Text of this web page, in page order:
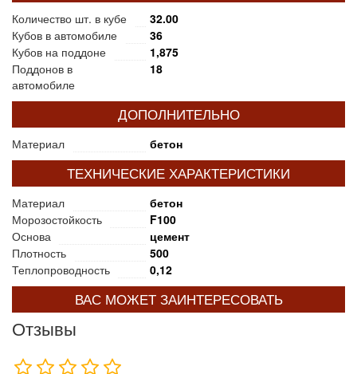
Количество шт. в кубе
32.00
Кубов в автомобиле
36
Кубов на поддоне
1,875
Поддонов в
автомобиле
18
ДОПОЛНИТЕЛЬНО
Материал бетон
ТЕХНИЧЕСКИЕ ХАРАКТЕРИСТИКИ
Материал
бетон
Морозостойкость
F100
Основа
цемент
Плотность
500
Теплопроводность
0,12
ВАС МОЖЕТ ЗАИНТЕРЕСОВАТЬ
Отзывы